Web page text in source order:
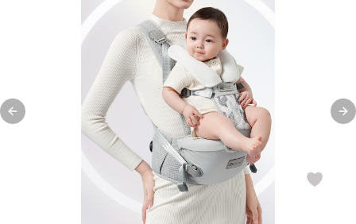
Previous slide